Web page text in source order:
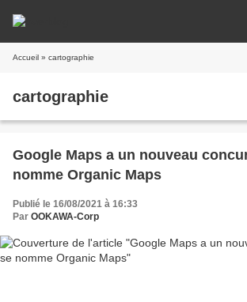
Accueil » cartographie
cartographie
Google Maps a un nouveau
nomme Organic Maps
Publié le 16/08/2021 à 16:33
Par OOKAWA-Corp